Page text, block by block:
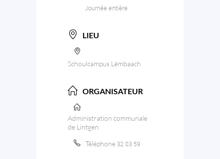
Journée entière
LIEU
Schoulcampus Lëmbaach
ORGANISATEUR
Administration communale
de Lintgen
Téléphone32 03 59